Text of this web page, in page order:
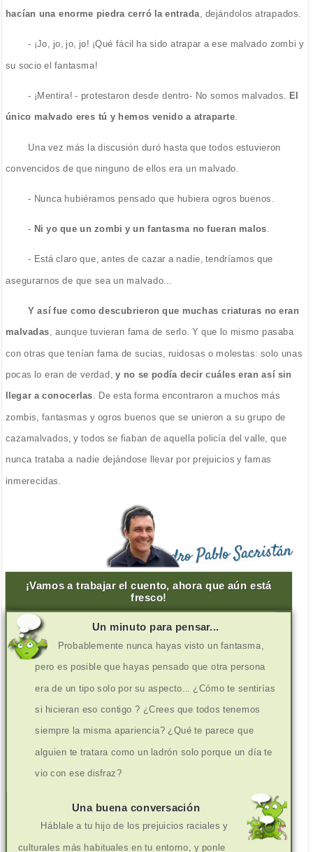
hacían una enorme piedra cerró la entrada , dejándolos atrapados.
- ¡Jo, jo, jo, jo! ¡Qué fácil ha sido atrapar a ese malvado zombi y
su socio el fantasma!
- ¡Mentira! - protestaron desde dentro- No somos malvados. El
único malvado eres tú y hemos venido a atraparte
Una vez más la discusión duró hasta que todos estuvieron
convencidos de que ninguno de ellos era un malvado.
- Nunca hubiéramos pensado que hubiera ogros buenos.
- Ni yo que un zombi y un fantasma no fueran malos
- Está claro que, antes de cazar a nadie, tendríamos que
asegurarnos de que sea un malvado...
Y así fue como descubrieron que muchas criaturas no eran
malvadas, aunque tuvieran fama de serlo. Y que lo mismo pasaba
con otras que tenían fama de sucias, ruidosas o molestas: solo unas
pocas lo eran de verdad, y no se podía decir cuáles eran así sin
llegar a conocerlas . De esta forma encontraron a muchos más
zombis, fantasmas y ogros buenos que se unieron a su grupo de
cazamalvados, y todos se fiaban de aquella policía del valle, que
nunca trataba a nadie dejándose llevar por prejuicios y famas
inmerecidas.
Pedro Pablo Sacristán
¡Vamos a trabajar el cuento, ahora que aún está
fresco!
Un minuto para pensar...
Probablemente nunca hayas visto un fantasma,
pero es posible que hayas pensado que otra persona
era de un tipo solo por su aspecto... ¿Cómo te sentirías
si hicieran eso contigo ? ¿Crees que todos tenemos
siempre la misma apariencia? ¿Qué te parece que
alguien te tratara como un ladrón solo porque un día te
vio con ese disfraz?
Una buena conversación
Háblale a tu hijo de los prejuicios raciales y
culturales más habituales en tu entorno, y ponle